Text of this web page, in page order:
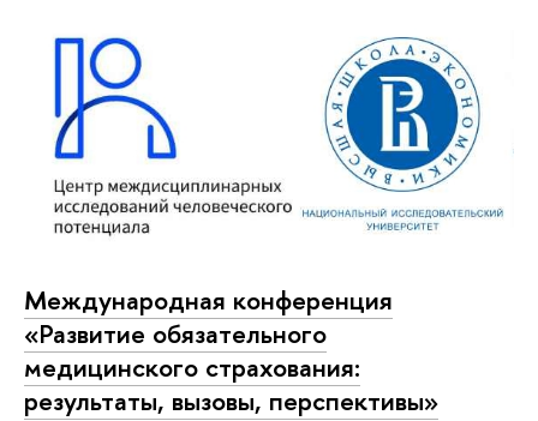
Международная конференция
«Развитие обязательного
медицинского страхования:
результаты, вызовы, перспективы»